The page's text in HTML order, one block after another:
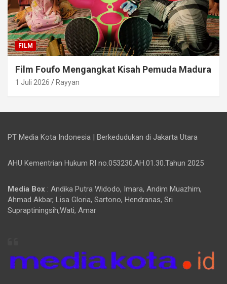
FILM
Film Foufo Mengangkat Kisah Pemuda Madura
1 Juli 2026 Rayyan
PT Media Kota Indonesia | Berkedudukan di Jakarta Utara
AHU Kementrian Hukum RI no.053230.AH.01.30.Tahun 2025
Media Box : Andika Putra Widodo, Imara, Andim Muazhim,
Ahmad Akbar, Lisa Gloria, Sartono, Hendranas, Sri
Supraptiningsih,Wati, Amar